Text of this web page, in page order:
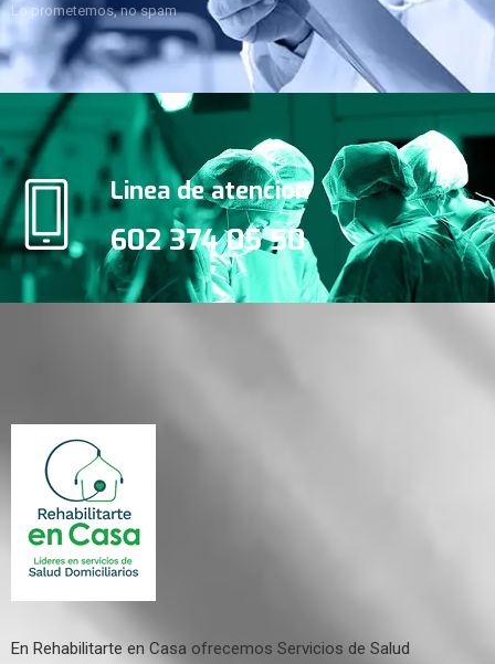
Lo prometemos, no spam
Linea de atencion
602 374 05 50
En Rehabilitarte en Casa ofrecemos Servicios de Salud